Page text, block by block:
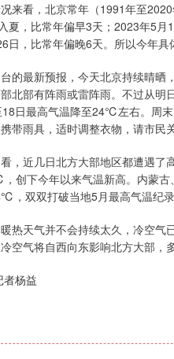
来看，北京常年（1991年至
夏，比常年偏早3天；2023年5
日，比常年偏晚6天。所以今年具
的最新预报，今天北京持续晴
北部有阵雨或雷阵雨。不过从
日最高气温降至24℃左右。周
带雨具，适时调整衣物，请市民
，近几日北方大部地区都遭遇
创下今年以来气温新高。内蒙
，双双打破当地5月最高气温纪录
热天气并不会持续太久，冷空气
空气将自西向东影响北方大部
者杨益